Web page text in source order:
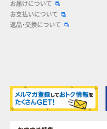
お届けについて
お支払いについて
返品・交換について